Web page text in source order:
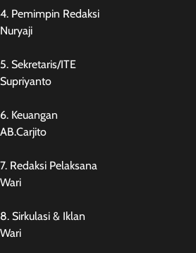
4. Pemimpin Redaksi
Nuryaji
5. Sekretaris/ITE
Supriyanto
6. Keuangan
AB.Carjito
7. Redaksi Pelaksana
Wari
8. Sirkulasi & Iklan
Wari